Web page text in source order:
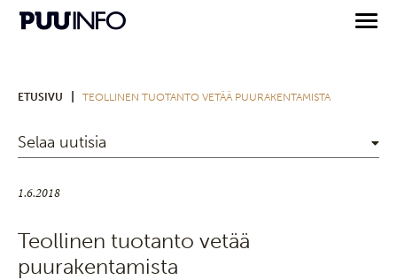
ETUSIVU TEOLLINEN TUOTANTO VETÄÄ PUURAKENTAMISTA
Selaa uutisia
1.6.2018
Teollinen tuotanto vetää
puurakentamista